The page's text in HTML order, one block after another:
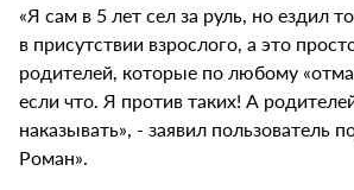
«Я сам в 5 лет сел за руль, но ездил
в присутствии взрослого, а это
родителей, которые по любому
если что. Я против таких! А
наказывать», - заявил пользователь
Роман».